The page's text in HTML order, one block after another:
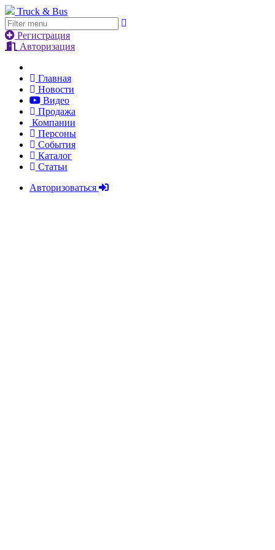
Truck & Bus
Регистрация
Авторизация
Главная
Новости
Видео
Продажа
Компании
Персоны
События
Каталог
Статьи
Авторизоваться